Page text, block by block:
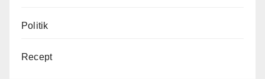
Politik
Recept